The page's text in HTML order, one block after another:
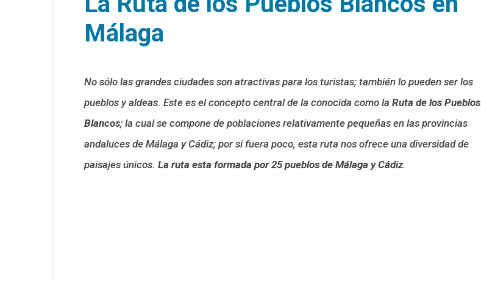
Málaga
No sólo las grandes ciudades son atractivas para los turistas; también lo pueden ser los
pueblos y aldeas. Este es el concepto central de la conocida como la Ruta de los Pueblos
Blancos; la cual se compone de poblaciones relativamente pequeñas en las provincias
andaluces de Málaga y Cádiz; por si fuera poco, esta ruta nos ofrece una diversidad de
paisajes únicos. La ruta esta formada por 25 pueblos de Málaga y Cádiz.